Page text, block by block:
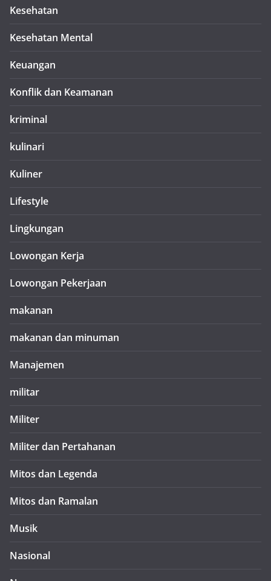
Kesehatan
Kesehatan Mental
Keuangan
Konflik dan Keamanan
kriminal
kulinari
Kuliner
Lifestyle
Lingkungan
Lowongan Kerja
Lowongan Pekerjaan
makanan
makanan dan minuman
Manajemen
militar
Militer
Militer dan Pertahanan
Mitos dan Legenda
Mitos dan Ramalan
Musik
Nasional